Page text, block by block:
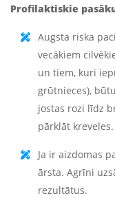
Profilaktiskie
Augsta riska
vecākiem
un tiem, kuri
grūtnieces),
jostas rozi līdz
pārklāt kreveles.
Ja ir aizdomas
ārsta. Agrīni
rezultātus.